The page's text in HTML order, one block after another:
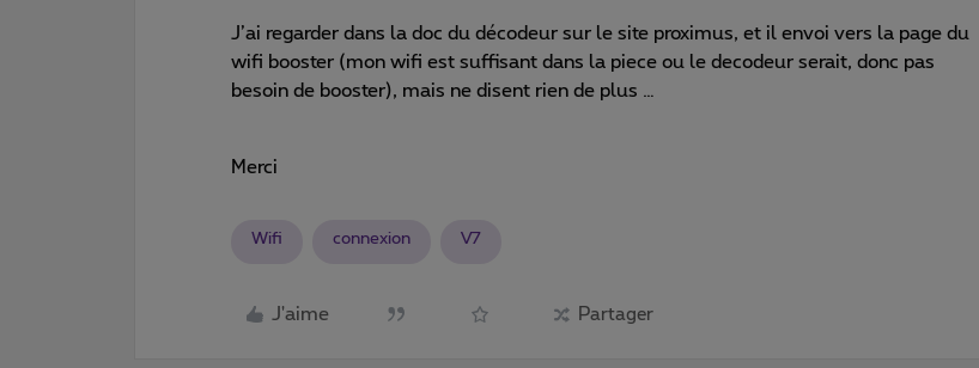
J’ai regarder dans la doc du décodeur sur le site proximus, et il envoi vers la page du
wifi booster (mon wifi est suffisant dans la piece ou le decodeur serait, donc pas
besoin de booster), mais ne disent rien de plus …
Merci
Wifi connexion V7
J'aime Partager